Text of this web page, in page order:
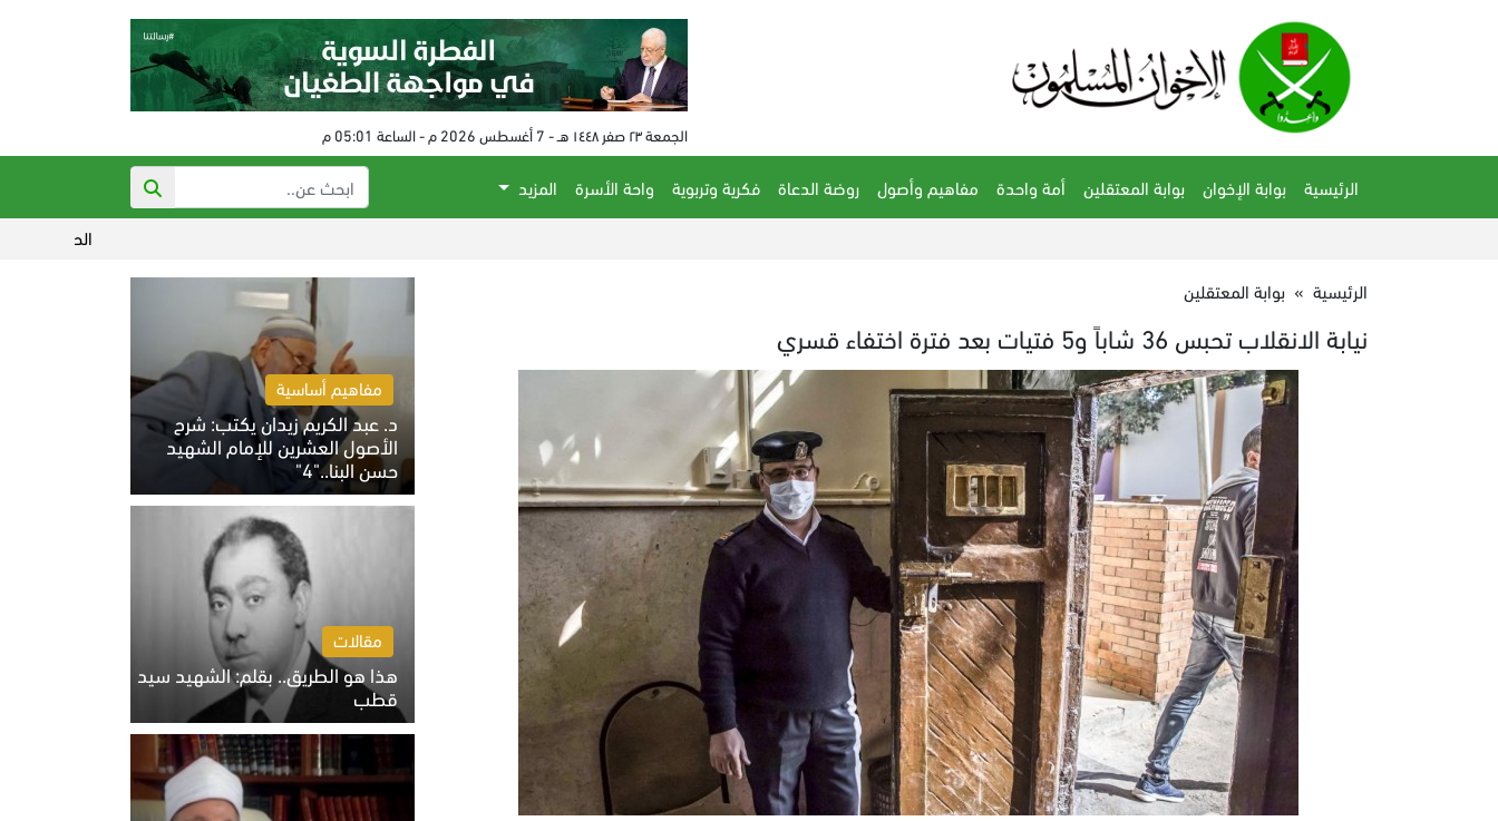
الجمعة ٢٣ صفر ١٤٤٨ هـ - 7 أغسطس 2026 م - الساعة 05:01 م
الرئيسية بوابة الإخوان بوابة المعتقلين أمة واحدة مفاهيم وأصول روضة الدعاة فكرية وتربوية واحة الأسرة
المزيد
الحكم على مفتي النظام
الرئيسية » بوابة المعتقلين
نيابة الانقلاب تحبس 36 شاباً و5 فتيات بعد فترة اختفاء قسري
مفاهيم أساسية
د. عبد الكريم زيدان يكتب: شرح
الأصول العشرين للإمام الشهيد
حسن البنا.."4"
الخميس 6 أغسطس 2026 10:27 ص
مقالات
هذا هو الطريق.. بقلم: الشهيد سيد
قطب
الخميس 6 أغسطس 2026 10:52 ص